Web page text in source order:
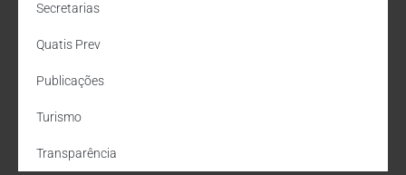
Secretarias
Quatis Prev
Publicações
Turismo
Transparência